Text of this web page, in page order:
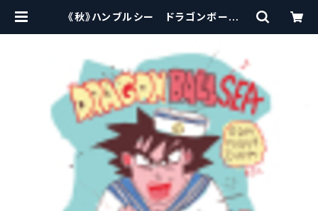
《秋》ハンブルシー ドラゴンボールシ
ssors